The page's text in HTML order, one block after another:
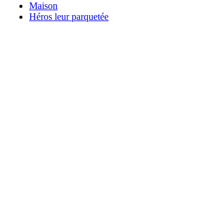
Maison
Héros leur parquetée